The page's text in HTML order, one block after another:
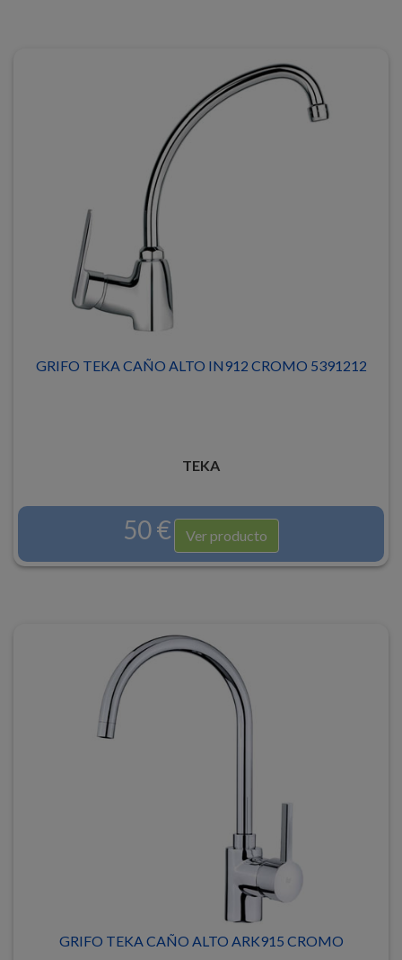
GRIFO TEKA CAÑO ALTO IN912 CROMO 5391212
TEKA
50 € Ver producto
GRIFO TEKA CAÑO ALTO ARK915 CROMO